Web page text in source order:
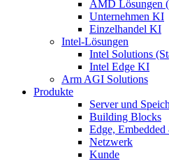
AMD Lösungen
Unternehmen KI
Einzelhandel KI
Intel-Lösungen
Intel Solutions
Intel Edge KI
Arm AGI Solutions
Produkte
Server und
Building Blocks
Edge,
Netzwerk
Kunde